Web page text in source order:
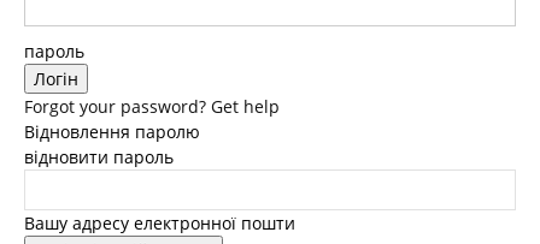
пароль
Forgot your password? Get help
Відновлення паролю
відновити пароль
Вашу адресу електронної пошти